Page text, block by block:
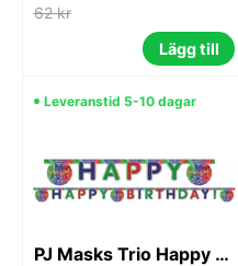
62 kr
Lägg till
Leveranstid 5-10 dagar
PJ Masks Trio Happy Birthday-skylt 200 cm